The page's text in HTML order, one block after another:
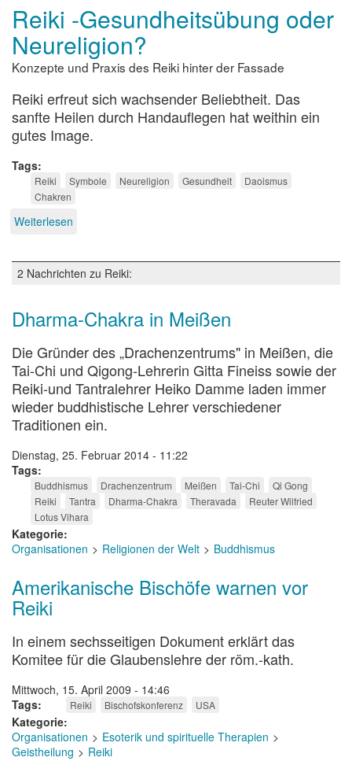
Reiki -Gesundheitsübung oder
Neureligion?
Konzepte und Praxis des Reiki hinter der Fassade
Reiki erfreut sich wachsender Beliebtheit. Das
sanfte Heilen durch Handauflegen hat weithin ein
gutes Image.
Tags
Reiki Symbole Neureligion Gesundheit
Daoismus
Chakren
Weiterlesen
Gesundheitsübung
oder
2 Nachrichten zu Reiki:
Dharma-Chakra in Meißen
Die Gründer des „Drachenzentrums" in Meißen, die
Tai-Chi und Qigong-Lehrerin Gitta Fineiss sowie der
Reiki-und Tantralehrer Heiko Damme laden immer
wieder buddhistische Lehrer verschiedener
Traditionen ein.
Dienstag, 25. Februar 2014 - 11:22
Tags
Buddhismus Drachenzentrum Meißen Tai-Chi
Qi Gong
Reiki
Tantra Dharma-Chakra Theravada
Reuter Wilfried
Lotus Vihara
Kategorie
Organisationen
Religionen der Welt Buddhismus
Amerikanische Bischöfe warnen vor
Reiki
In einem sechsseitigen Dokument erklärt das
Komitee für die Glaubenslehre der röm.-kath.
Mittwoch, 15. April 2009 - 14:46
Tags
Reiki Bischofskonferenz USA
Kategorie
Organisationen
Esoterik und spirituelle Therapien
Geistheilung
Reiki